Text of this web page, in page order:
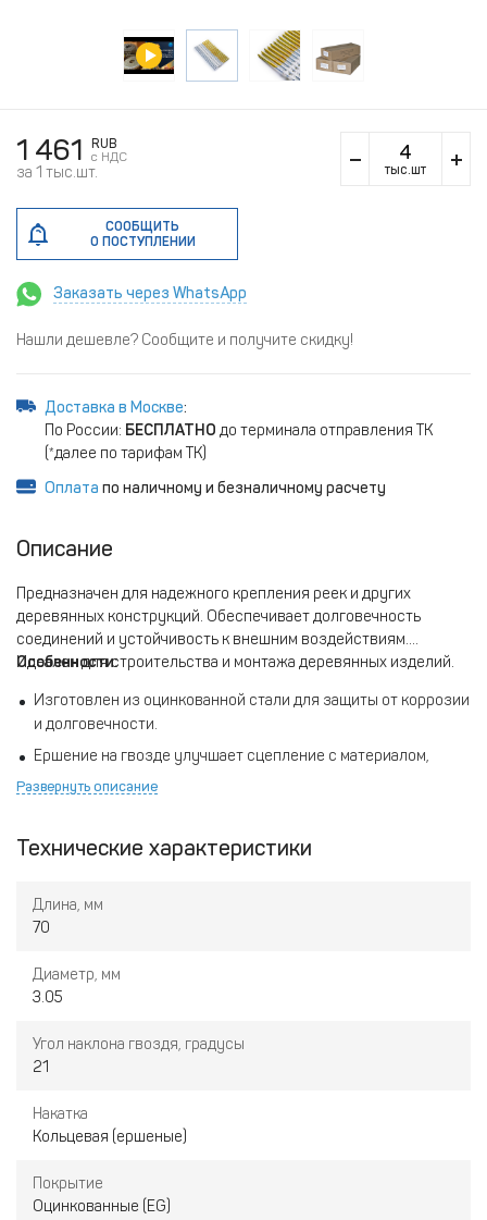
1 461
RUB
c НДС
за 1 тыс.шт. тыс.шт
СООБЩИТЬ
О ПОСТУПЛЕНИИ
Заказать через WhatsApp
Нашли дешевле? Сообщите и получите скидку!
Доставка в Москве:
По России: БЕСПЛАТНО до терминала отправления ТК
(*далее по тарифам ТК)
Оплата по наличному и безналичному расчету
Описание
Предназначен для надежного крепления реек и других
деревянных конструкций. Обеспечивает долговечность
соединений и устойчивость к внешним воздействиям.
Идеален для строительства и монтажа деревянных изделий.
Особенности:
Изготовлен из оцинкованной стали для защиты от коррозии
и долговечности.
Ершение на гвозде улучшает сцепление с материалом,
предотвращая выскальзывание.
Развернуть описание
Технические характеристики
Длина, мм
70
Диаметр, мм
3.05
Угол наклона гвоздя, градусы
21
Накатка
Кольцевая (ершеные)
Покрытие
Оцинкованные (EG)